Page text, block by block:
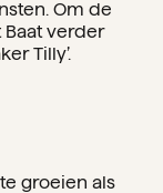
Om de
verder
Tilly’.
groeien als